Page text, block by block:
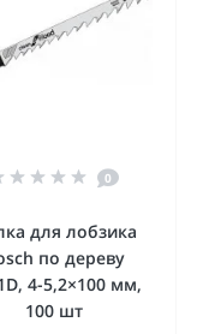
0
для лобзика
по дереву
4-5,2×100 мм,
100 шт